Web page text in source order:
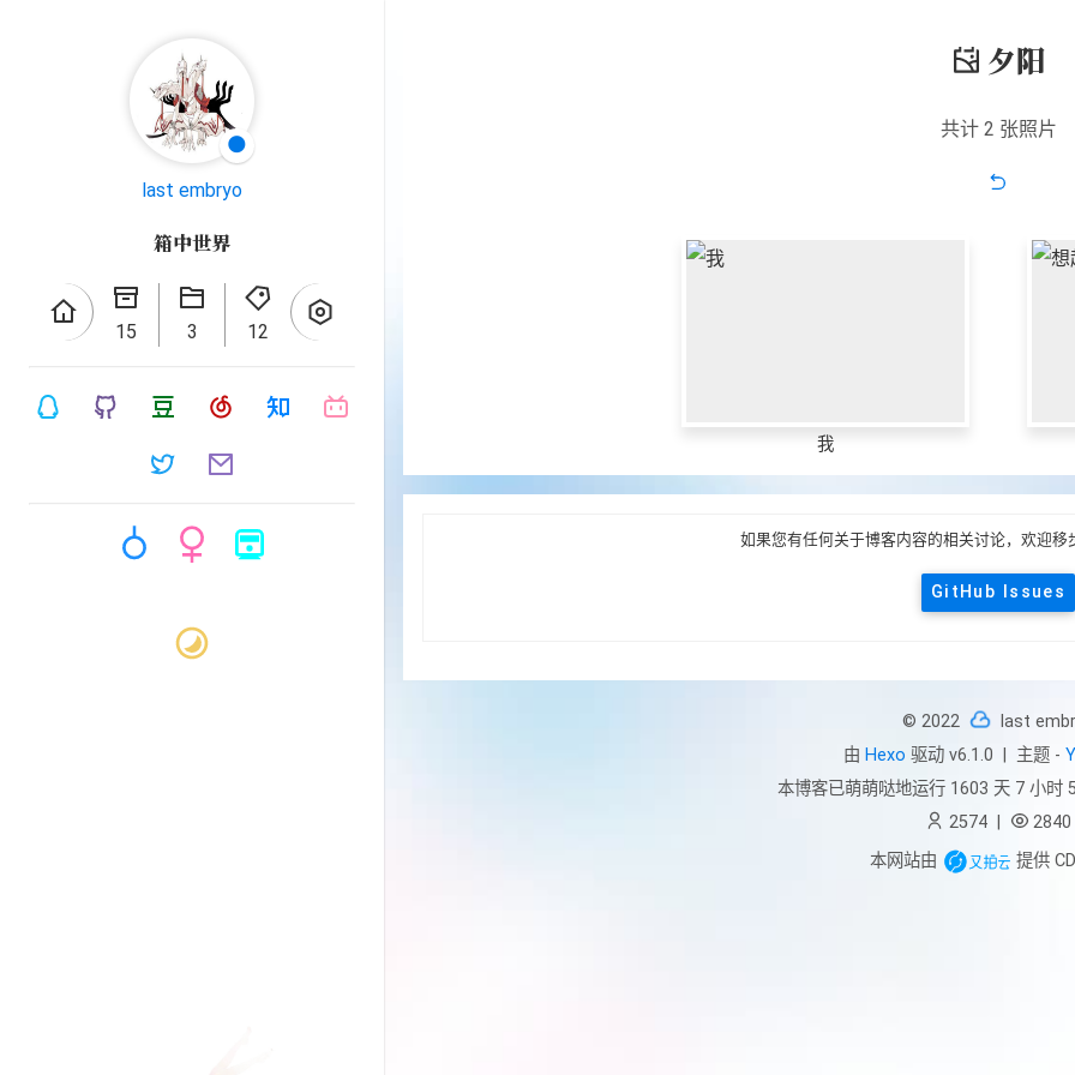
🌑
last embryo
箱中世界
15 3 12
夕阳
共计 2 张照片
我
如果您有任何关于博客内容的相关讨论，欢迎
GitHub Issues
© 2022
last
由 Hexo 驱动 v6.1.0 主题 -
本博客已萌萌哒地运行 1603 天 7 小时
2574
2840
本网站由
提供